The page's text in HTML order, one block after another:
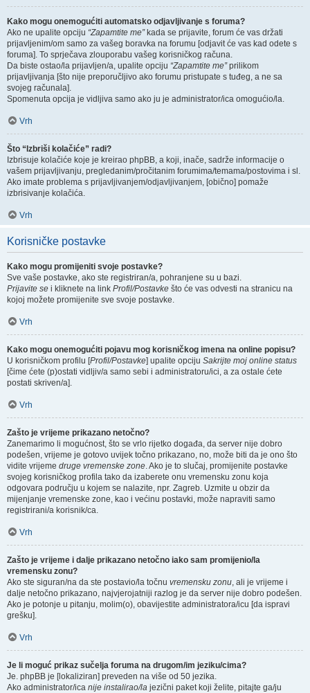
Kako mogu onemogućiti automatsko odjavljivanje s foruma?
Ako ne upalite opciju “Zapamtite me”kada se prijavite, forum će vas držati
prijavljenim/om samo za vašeg boravka na forumu [odjavit će vas kad odete s
foruma]. To sprječava zlouporabu vašeg korisničkog računa.
Da biste ostao/la prijavljen/a, upalite opciju “Zapamtite me”prilikom
prijavljivanja [što nije preporučljivo ako forumu pristupate s tuđeg, a ne sa
svojeg računala].
Spomenuta opcija je vidljiva samo ako ju je administrator/ica omogućio/la.
Vrh
Što “Izbriši kolačiće” radi?
Izbrisuje kolačiće koje je kreirao phpBB, a koji, inače, sadrže informacije o
vašem prijavljivanju, pregledanim/pročitanim forumima/temama/postovima i sl.
Ako imate problema s prijavljivanjem/odjavljivanjem, [obično] pomaže
izbrisivanje kolačića.
Vrh
Korisničke postavke
Kako mogu promijeniti svoje postavke?
Sve vaše postavke, ako ste registriran/a, pohranjene su u bazi.
Prijavite se i kliknete na link Profil/Postavke što će vas odvesti na stranicu na
kojoj možete promijenite sve svoje postavke.
Vrh
Kako mogu onemogućiti pojavu mog korisničkog imena na online popisu?
U korisničkom profilu [Profil/Postavke] upalite opciju Sakrijte moj online status
[čime ćete (p)ostati vidljiv/a samo sebi i administratoru/ici, a za ostale ćete
postati skriven/a].
Vrh
Zašto je vrijeme prikazano netočno?
Zanemarimo li mogućnost, što se vrlo rijetko događa, da server nije dobro
podešen, vrijeme je gotovo uvijek točno prikazano, no, može biti da je ono što
vidite vrijeme druge vremenske zone. Ako je to slučaj, promijenite postavke
svojeg korisničkog profila tako da izaberete onu vremensku zonu koja
odgovara području u kojem se nalazite, npr. Zagreb. Uzmite u obzir da
mijenjanje vremenske zone, kao i većinu postavki, može napraviti samo
registrirani/a korisnik/ca.
Vrh
Zašto je vrijeme i dalje prikazano netočno iako sam promijenio/la
vremensku zonu?
Ako ste siguran/na da ste postavio/la točnu vremensku zonu, ali je vrijeme i
dalje netočno prikazano, najvjerojatniji razlog je da server nije dobro podešen.
Ako je potonje u pitanju, molim(o), obavijestite administratora/icu [da ispravi
grešku].
Vrh
Je li moguć prikaz sučelja foruma na drugom/im jeziku/cima?
Je. phpBB je [lokaliziran] preveden na više od 50 jezika.
Ako administrator/ica nije instalirao/la jezični paket koji želite, pitajte ga/ju